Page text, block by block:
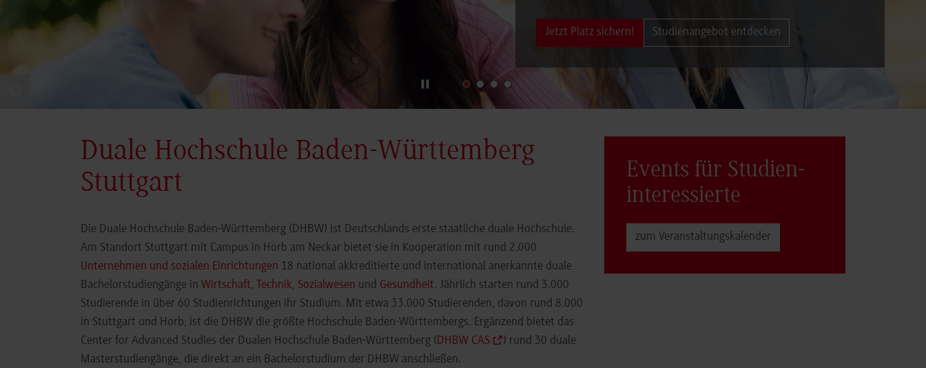
Jetzt Platz sichern! Studienangebot entdecken
Duale Hochschule Baden-Württemberg
Stuttgart
Die Duale Hochschule Baden-Württemberg (DHBW) ist Deutschlands erste staatliche duale Hochschule.
Am Standort Stuttgart mit Campus in Horb am Neckar bietet sie in Kooperation mit rund 2.000
Unternehmen und sozialen Einrichtungen 18 national akkreditierte und international anerkannte duale
Bachelorstudiengänge in Wirtschaft, Technik, Sozialwesen und Gesundheit. Jährlich starten rund 3.000
Studierende in über 60 Studienrichtungen ihr Studium. Mit etwa 33.000 Studierenden, davon rund 8.000
in Stuttgart und Horb, ist die DHBW die größte Hochschule Baden-Württembergs. Ergänzend bietet das
Center for Advanced Studies der Dualen Hochschule Baden-Württemberg (DHBW CAS
) rund 30 duale
Masterstudiengänge, die direkt an ein Bachelorstudium der DHBW anschließen.
Events für Studien­
interessierte
zum Veranstaltungs­kalender